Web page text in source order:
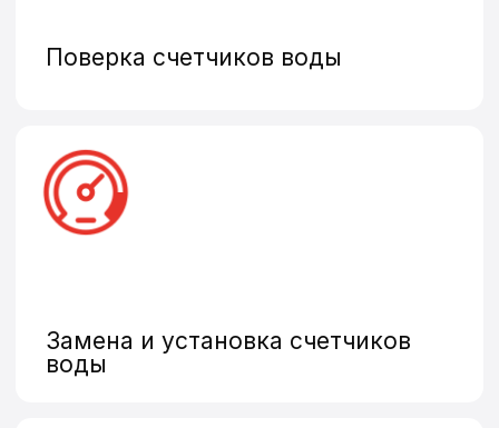
Общедомовые счетчики